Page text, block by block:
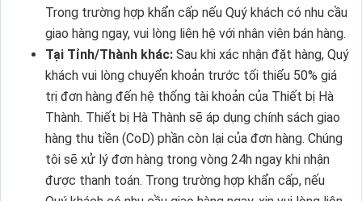
Trong trường hợp khẩn cấp nếu Quý khách có nhu cầu
giao hàng ngay, vui lòng liên hệ với nhân viên bán hàng.
Tại Tỉnh/Thành khác: Sau khi xác nhận đặt hàng, Quý
khách vui lòng chuyển khoản trước tối thiểu 50% giá
trị đơn hàng đến hệ thống tài khoản của Thiết bị Hà
Thành. Thiết bị Hà Thành sẽ áp dụng chính sách giao
hàng thu tiền (CoD) phần còn lại của đơn hàng. Chúng
tôi sẽ xử lý đơn hàng trong vòng 24h ngay khi nhận
được thanh toán. Trong trường hợp khẩn cấp, nếu